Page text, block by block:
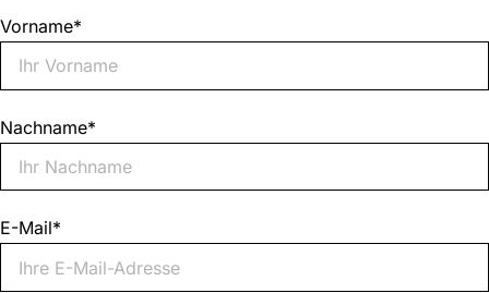
Vorname*
Nachname*
E-Mail*